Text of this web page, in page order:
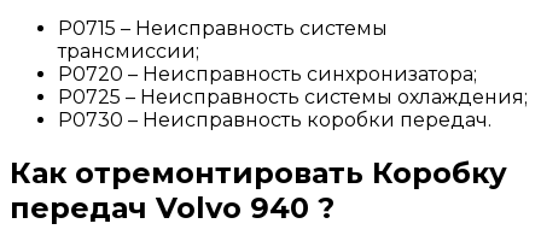
P0715 – Неисправность системы
трансмиссии;
P0720 – Неисправность синхронизатора;
P0725 – Неисправность системы охлаждения;
P0730 – Неисправность коробки передач.
Как отремонтировать Коробку
передач Volvo 940 ?